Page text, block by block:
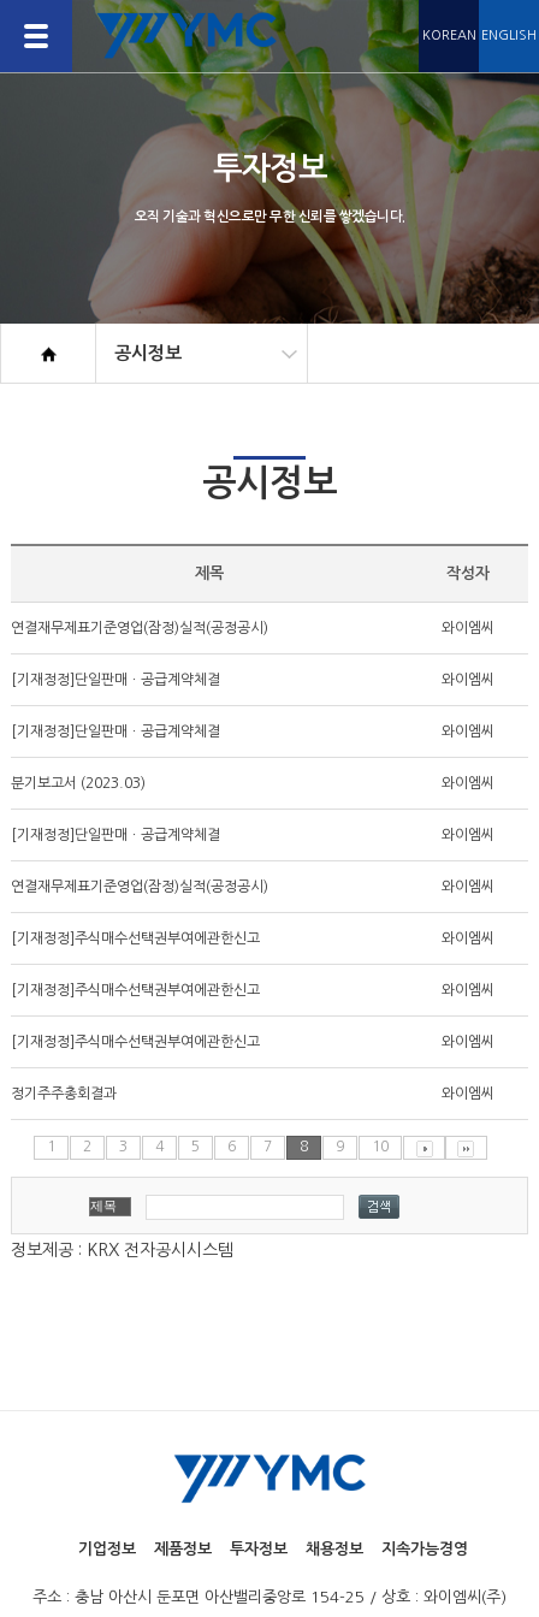
KOREAN ENGLISH
투자정보
오직 기술과 혁신으로만 무한 신뢰를 쌓겠습니다.
공시정보
공시정보
제목 작성자
연결재무제표기준영업(잠정)실적(공정공시) 와이엠씨
[기재정정]단일판매ㆍ공급계약체결 와이엠씨
[기재정정]단일판매ㆍ공급계약체결 와이엠씨
분기보고서 (2023.03) 와이엠씨
[기재정정]단일판매ㆍ공급계약체결 와이엠씨
연결재무제표기준영업(잠정)실적(공정공시) 와이엠씨
[기재정정]주식매수선택권부여에관한신고 와이엠씨
[기재정정]주식매수선택권부여에관한신고 와이엠씨
[기재정정]주식매수선택권부여에관한신고 와이엠씨
정기주주총회결과 와이엠씨
1 2 3 4 5 6 7 8 9 10
정보제공 : KRX 전자공시시스템
기업정보 제품정보 투자정보 채용정보 지속가능경영
주소 : 충남 아산시 둔포면 아산밸리중앙로 154-25 / 상호 : 와이엠씨(주)